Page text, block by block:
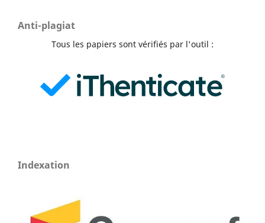
Anti-plagiat
Tous les papiers sont vérifiés par l'outil :
Indexation